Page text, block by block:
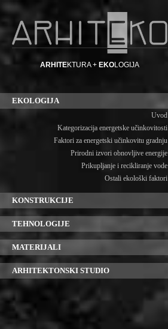
ARHITEKTURA + EKOLOGIJA
EKOLOGIJA
Uvod
Kategorizacija energetske učinkovitosti
Faktori za energetski učinkovitu gradnju
Prirodni izvori obnovljive energije
Prikupljanje i recikliranje vode
Ostali ekološki faktori
KONSTRUKCIJE
TEHNOLOGIJE
MATERIJALI
ARHITEKTONSKI STUDIO